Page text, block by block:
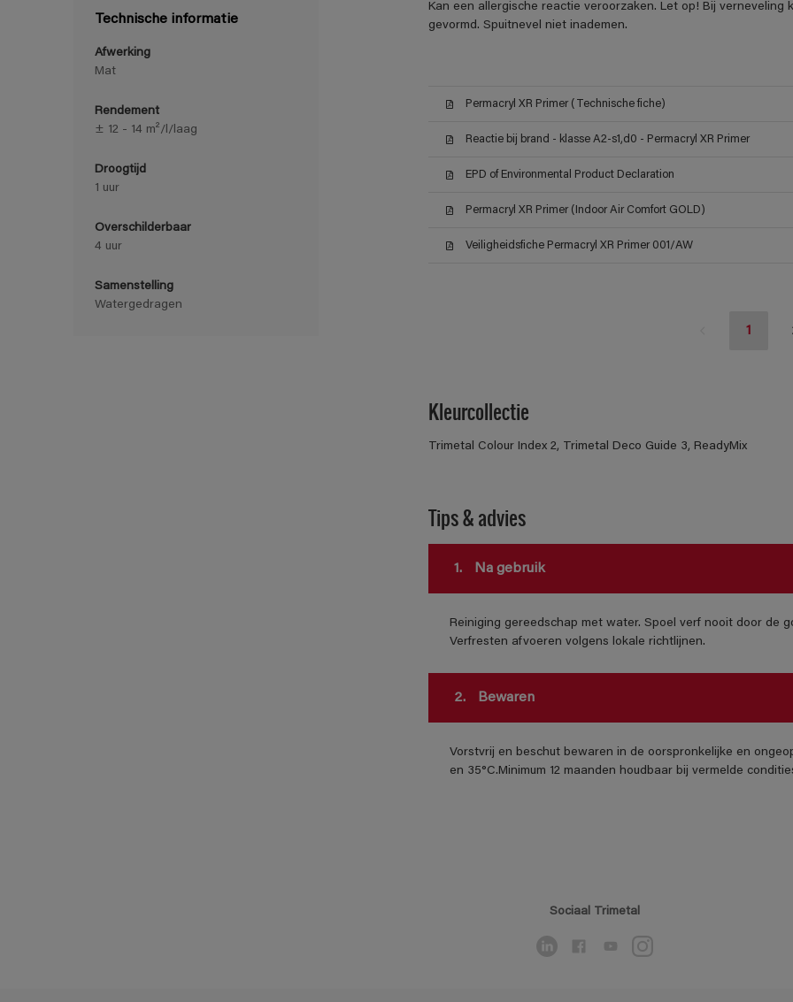
Technische informatie
Afwerking
Mat
Rendement
± 12 - 14 m²/l/laag
Droogtijd
1 uur
Overschilderbaar
4 uur
Samenstelling
Watergedragen
Kan een allergische reactie veroorzaken. Let op! Bij
gevormd. Spuitnevel niet inademen.
Permacryl XR Primer (Technische fiche)
Reactie bij brand - klasse A2-s1,d0 - Permacryl XR Primer
EPD of Environmental Product Declaration
Permacryl XR Primer (Indoor Air Comfort GOLD)
Veiligheidsfiche Permacryl XR Primer 001/AW
1
Kleurcollectie
Trimetal Colour Index 2, Trimetal Deco Guide 3, ReadyMix
Tips & advies
1. Na gebruik
Reiniging gereedschap met water. Spoel verf nooit door de
Verfresten afvoeren volgens lokale richtlijnen.
2. Bewaren
Vorstvrij en beschut bewaren in de oorspronkelijke en
en 35°C.Minimum 12 maanden houdbaar bij vermelde
Sociaal Trimetal